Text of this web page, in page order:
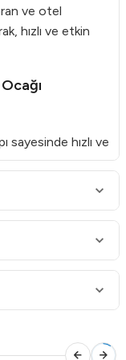
ve otel
hızlı ve etkin
sayesinde hızlı ve
sistemi
ve yer